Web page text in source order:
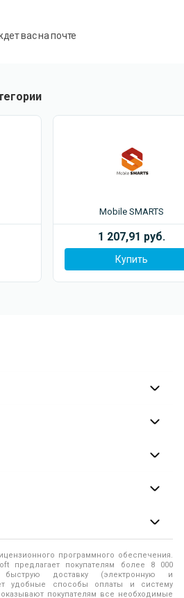
вас на почте
Mobile SMARTS
1 207,91 руб.
Купить
файлов Cookie
лицам
обеспечения
программного обеспечения.
предлагает покупателям более 8 000
быструю доставку (электронную и
удобные способы оплаты и систему
покупателям все необходимые